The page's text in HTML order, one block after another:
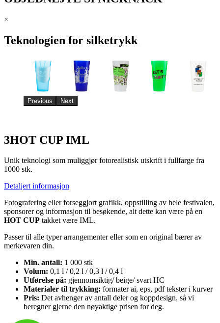
×
Teknologien for silketrykk
Previous Next
3HOT CUP IML
Unik teknologi som muliggjør fotorealistisk utskrift i fullfarge fra
1000 stk.
Detaljert informasjon
Fotografering eller forseggjort grafikk, oppstilling av hele festivalen,
sponsorer og informasjon til besøkende, alt dette kan være på en
HOT CUP takket være IML.
Passer til alle typer arrangementer eller som en original bærer av
merkevaren din.
Min. antall: 1 000 stk
Volum: 0,1 l / 0,2 l / 0,3 l / 0,4 l
Utførelse på: gjennomsiktig/ beige/ svart HC
Materialer til trykking: formater ai, eps, pdf tekster i kurver
Pris: Det avhenger av antall deler og koppdesign, så vi
beregner gjerne den nøyaktige prisen for deg.